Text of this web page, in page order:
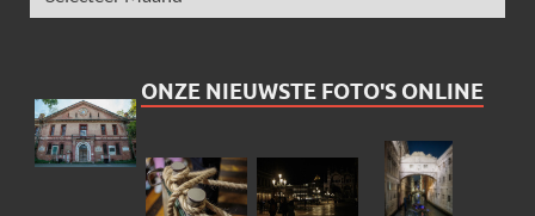
ONZE NIEUWSTE FOTO'S ONLINE